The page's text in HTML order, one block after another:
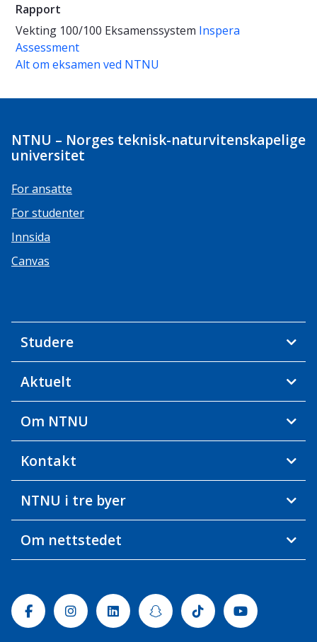
Rapport
Vekting 100/100 Eksamenssystem Inspera
Assessment
Alt om eksamen ved NTNU
NTNU – Norges teknisk-naturvitenskapelige
universitet
For ansatte
For studenter
Innsida
Canvas
Studere
Aktuelt
Om NTNU
Kontakt
NTNU i tre byer
Om nettstedet
FacebookInstagramLinkedinSnapchatTiktok Youtube